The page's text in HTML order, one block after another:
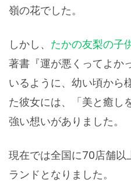
嶺の花でした。
しかし、 たかの友梨の子
著書『運が悪くってよか
いるように、幼い頃から
た彼女には、「美と癒し
強い想いがありました。
現在では全国に70店舗以
ランドとなりました。